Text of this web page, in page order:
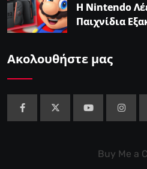
Η Nintendo
Παιχνίδια
Ακολουθήστε μας
Buy Me a